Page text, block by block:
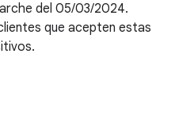
del 05/03/2024.
que acepten estas